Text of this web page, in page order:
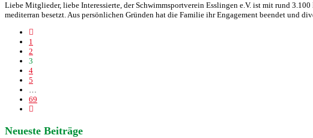
Liebe Mitglieder, liebe Interessierte, der Schwimmsportverein Esslingen e.V. ist mit rund
mediterran besetzt. Aus persönlichen Gründen hat die Familie ihr Engagement beendet und
1
2
3
4
5
…
69
Neueste Beiträge